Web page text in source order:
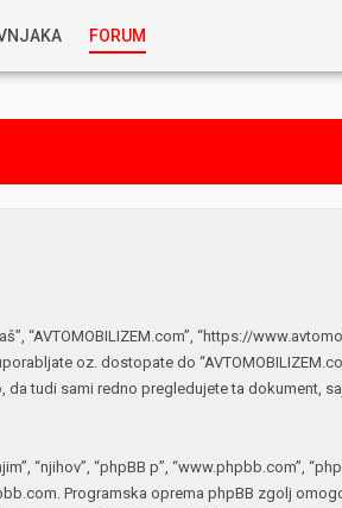
RUS
FORUM
“AVTOMOBILIZEM.com”, “https://
oz. dostopate do
tudi sami redno pregledujete ta dokument,
“njihov”, “phpBB p”, “www.phpbb.com”,
. Programska oprema phpBB zgolj